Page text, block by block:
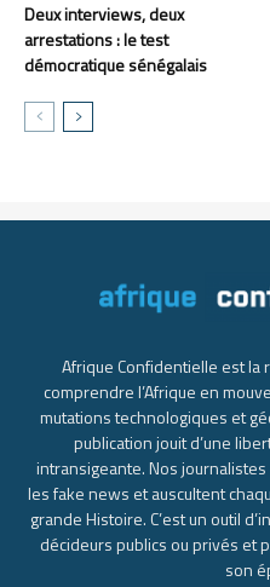
Deux interviews, deux
arrestations : le test
démocratique sénégalais
Afrique Confidentielle est
comprendre l’Afrique en
mutations technologiques et
publication jouit d’une
intransigeante. Nos
les fake news et auscultent
grande Histoire. C’est un outil
décideurs publics ou privés et
son